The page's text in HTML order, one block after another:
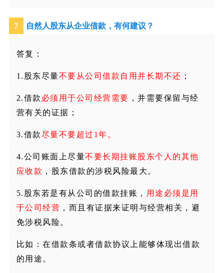
7 自然人股东从企业借款，有何建议？
答复：
1.股东尽量不要从公司借款自用并长期不还 ；
2.借款 必须用于公司经营需要 ，并需要保留与经
营有关的证据；
3.借款尽量不要超过1年。
4.公司账面上尽量不要长期挂账股东个人的其他
应收款 ，股东借款的涉税风险最大。
5.股东若是有从公司的借款挂账，
用途必须是用
于公司经营 ，而且有证据来证明与经营相关，避
免涉税风险。
比如：在借款条或者借款协议上能够体现出借款
的用途。